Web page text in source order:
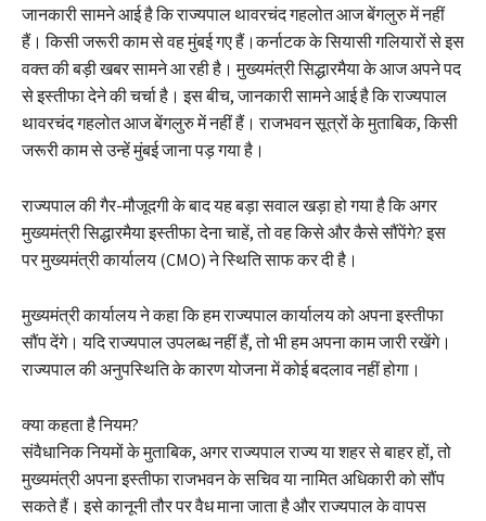
जानकारी सामने आई है कि राज्यपाल थावरचंद गहलोत आज बेंगलुरु में नहीं
हैं। किसी जरूरी काम से वह मुंबई गए हैं।कर्नाटक के सियासी गलियारों से इस
वक्त की बड़ी खबर सामने आ रही है। मुख्यमंत्री सिद्धारमैया के आज अपने पद
से इस्तीफा देने की चर्चा है। इस बीच, जानकारी सामने आई है कि राज्यपाल
थावरचंद गहलोत आज बेंगलुरु में नहीं हैं। राजभवन सूत्रों के मुताबिक, किसी
जरूरी काम से उन्हें मुंबई जाना पड़ गया है।
राज्यपाल की गैर-मौजूदगी के बाद यह बड़ा सवाल खड़ा हो गया है कि अगर
मुख्यमंत्री सिद्धारमैया इस्तीफा देना चाहें, तो वह किसे और कैसे सौंपेंगे? इस
पर मुख्यमंत्री कार्यालय (CMO) ने स्थिति साफ कर दी है।
मुख्यमंत्री कार्यालय ने कहा कि हम राज्यपाल कार्यालय को अपना इस्तीफा
सौंप देंगे। यदि राज्यपाल उपलब्ध नहीं हैं, तो भी हम अपना काम जारी रखेंगे।
राज्यपाल की अनुपस्थिति के कारण योजना में कोई बदलाव नहीं होगा।
क्या कहता है नियम?
संवैधानिक नियमों के मुताबिक, अगर राज्यपाल राज्य या शहर से बाहर हों, तो
मुख्यमंत्री अपना इस्तीफा राजभवन के सचिव या नामित अधिकारी को सौंप
सकते हैं। इसे कानूनी तौर पर वैध माना जाता है और राज्यपाल के वापस